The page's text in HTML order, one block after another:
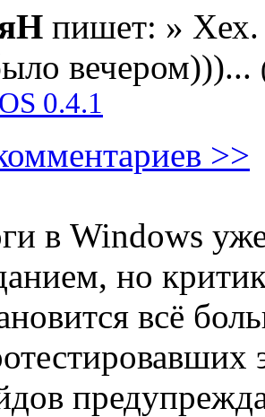
пишет: » Хех.
вечером)))...
0.4.1
>>
в Windows
но
всё